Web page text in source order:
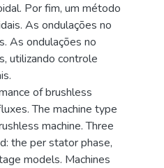
Por fim, um método
As ondulações no
As ondulações no
utilizando controle
of brushless
The machine type
machine. Three
the per stator phase,
models. Machines